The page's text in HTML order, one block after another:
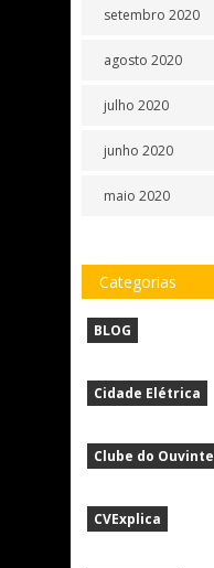
setembro 2020
agosto 2020
julho 2020
junho 2020
maio 2020
Categorias
BLOG
Cidade Elétrica
Clube do Ouvinte
CVExplica